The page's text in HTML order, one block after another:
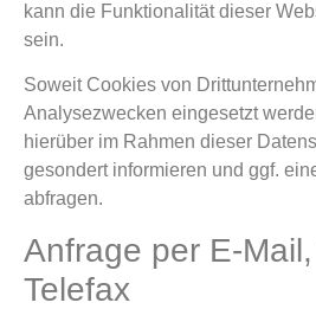
kann die Funktionalität dieser
sein.
Soweit Cookies von
Analysezwecken eingesetzt
hierüber im Rahmen dieser
gesondert informieren und ggf.
abfragen.
Anfrage per E-
Telefax